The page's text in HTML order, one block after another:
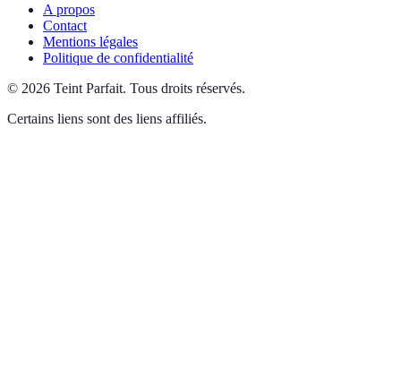
A propos
Contact
Mentions légales
Politique de confidentialité
© 2026 Teint Parfait. Tous droits réservés.
Certains liens sont des liens affiliés.